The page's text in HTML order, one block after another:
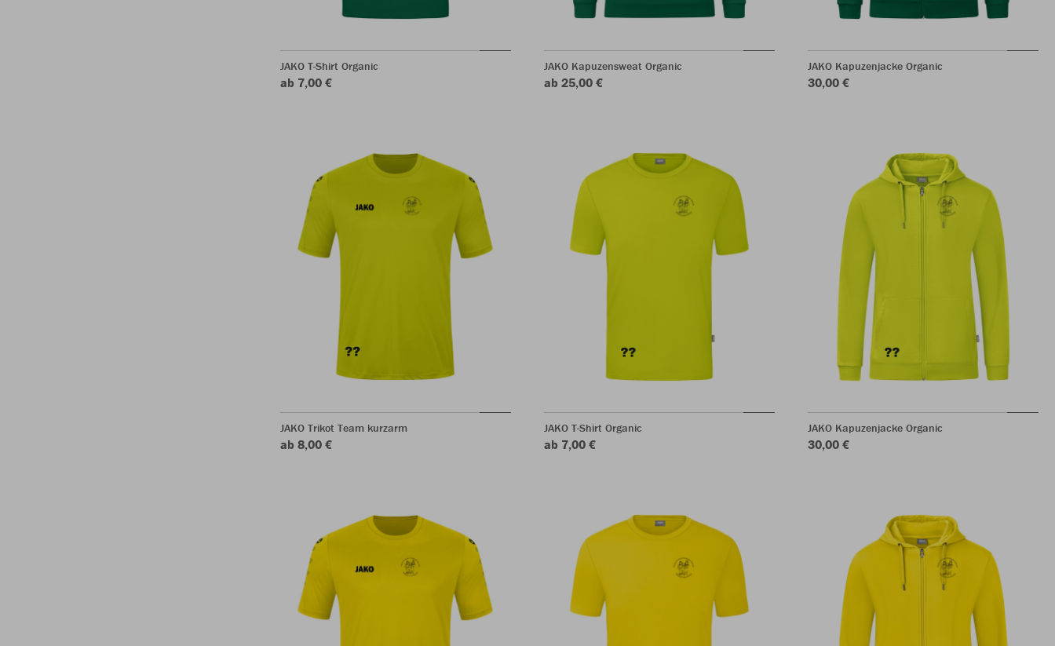
JAKO T-Shirt Organic
ab 7,00 €
JAKO Kapuzensweat Organic
ab 25,00 €
JAKO Kapuzenjacke Organic
30,00 €
JAKO Trikot Team kurzarm
ab 8,00 €
JAKO T-Shirt Organic
ab 7,00 €
JAKO Kapuzenjacke Organic
30,00 €